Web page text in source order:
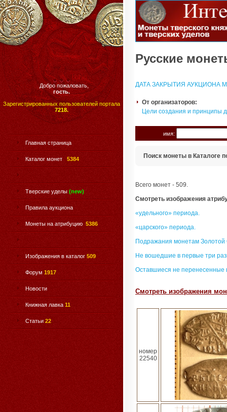
Добро пожаловать,
гость.
Зарегистрированных пользователей портала
7218.
Главная страница
Каталог монет 5384
Тверские уделы (new)
Правила аукциона
Монеты на атрибуцию 5386
Изображения в каталог 509
Форум 1917
Новости
Книжная лавка 11
Статьи 22
Русские
ДАТА ЗАКРЫТИЯ АУКЦИОНА
От организаторов:
Цели создания и принципы
имя:
Поиск монеты в Каталоге
Всего монет - 509.
Смотреть изображения
«удельного» периода.
«царского» периода.
Подражания монетам
Не вошедшие в первые три
Оставшиеся не перенесенные
Смотреть изображения
номер
22540